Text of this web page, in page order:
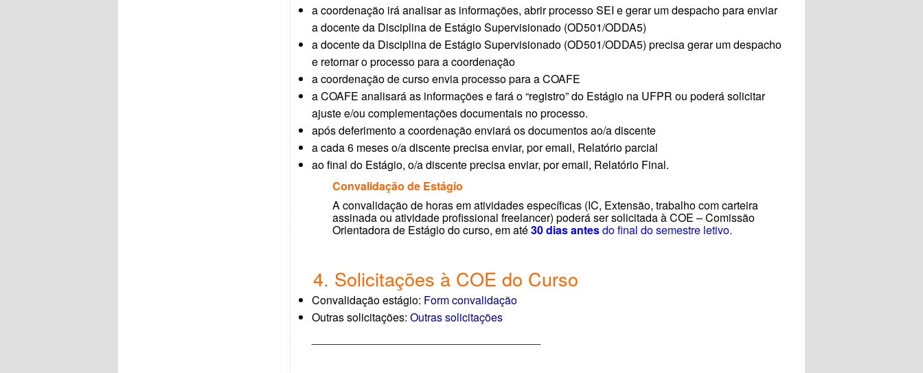
a coordenação irá analisar as informações, abrir processo SEI e gerar um despacho para enviar
a docente da Disciplina de Estágio Supervisionado (OD501/ODDA5)
a docente da Disciplina de Estágio Supervisionado (OD501/ODDA5) precisa gerar um despacho
e retornar o processo para a coordenação
a coordenação de curso envia processo para a COAFE
a COAFE analisará as informações e fará o “registro” do Estágio na UFPR ou poderá solicitar
ajuste e/ou complementações documentais no processo.
após deferimento a coordenação enviará os documentos ao/a discente
a cada 6 meses o/a discente precisa enviar, por email, Relatório parcial
ao final do Estágio, o/a discente precisa enviar, por email, Relatório Final.
Convalidação de Estágio
A convalidação de horas em atividades específicas (IC, Extensão, trabalho com carteira
assinada ou atividade profissional freelancer) poderá ser solicitada à COE – Comissão
Orientadora de Estágio do curso, em até30 dias antesdo final do semestre letivo.
4. Solicitações à COE do Curso
Convalidação estágio: Form convalidação
Outras solicitações: Outras solicitações